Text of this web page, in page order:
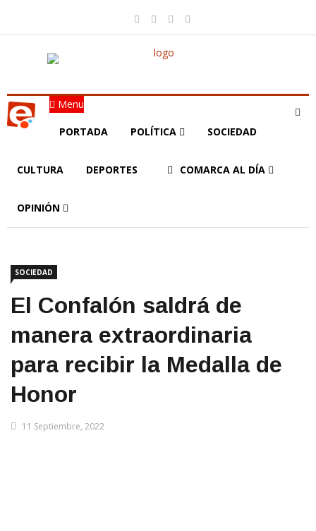
Menu
PORTADA POLÍTICA SOCIEDAD
CULTURA DEPORTES COMARCA AL DÍA
OPINIÓN
SOCIEDAD
El Confalón saldrá de
manera extraordinaria
para recibir la Medalla de
Honor
11 Septiembre, 2022